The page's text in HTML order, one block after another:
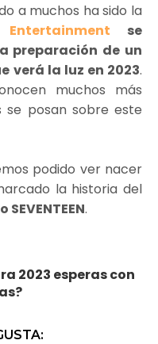
a muchos ha sido la
se
preparación de un
verá la luz en 2023.
muchos más
se posan sobre este
podido ver nacer
la historia del
SEVENTEEN.
2023 esperas con